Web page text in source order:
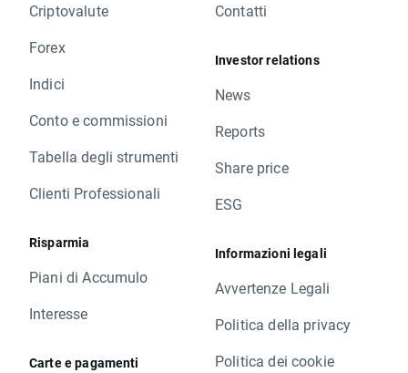
Criptovalute
Forex
Indici
Conto e commissioni
Tabella degli strumenti
Clienti Professionali
Risparmia
Piani di Accumulo
Interesse
Carte e pagamenti
Contatti
Investor relations
News
Reports
Share price
ESG
Informazioni legali
Avvertenze Legali
Politica della privacy
Politica dei cookie